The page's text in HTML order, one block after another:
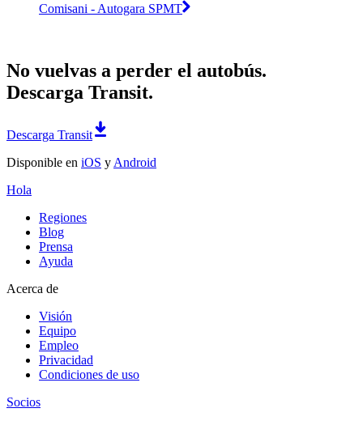
Comisani - Autogara SPMT
No vuelvas a perder el autobús.
Descarga Transit.
Descarga Transit
Disponible en iOS y Android
Hola
Regiones
Blog
Prensa
Ayuda
Acerca de
Visión
Equipo
Empleo
Privacidad
Condiciones de uso
Socios